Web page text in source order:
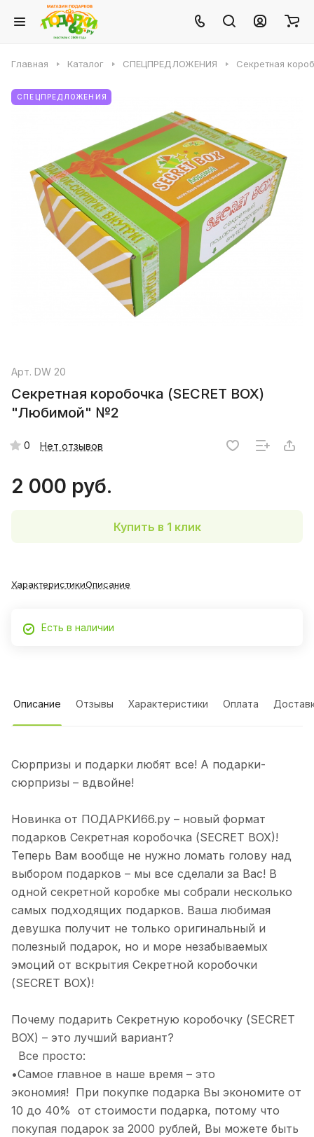
Главная Каталог СПЕЦПРЕДЛОЖЕНИЯ Секретная
СПЕЦПРЕДЛОЖЕНИЯ
Арт. DW 20
Секретная коробочка (SECRET BOX)
"Любимой" №2
0 Нет отзывов
2 000 руб.
Купить в 1 клик
ХарактеристикиОписание
Есть в наличии
Описание Отзывы Характеристики Оплата
Сюрпризы и подарки любят все! А подарки-
сюрпризы – вдвойне!
Новинка от ПОДАРКИ66.ру – новый формат
подарков Секретная коробочка (SECRET BOX)!
Теперь Вам вообще не нужно ломать голову над
выбором подарков – мы все сделали за Вас! В
одной секретной коробке мы собрали несколько
самых подходящих подарков. Ваша любимая
девушка получит не только оригинальный и
полезный подарок, но и море незабываемых
эмоций от вскрытия Секретной коробочки
(SECRET BOX)!
Почему подарить Секретную коробочку (SECRET
BOX) – это лучший вариант?
Все просто:
•Самое главное в наше время – это
экономия! При покупке подарка Вы экономите от
10 до 40% от стоимости подарка, потому что
покупая подарок за 2000 рублей, Вы можете быть